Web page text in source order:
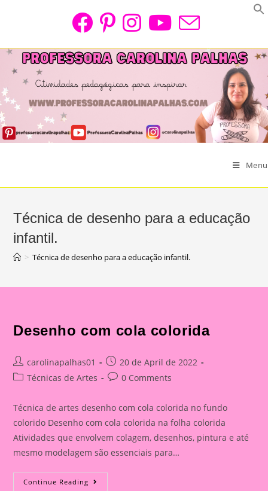
Menu
Técnica de desenho para a educação
infantil.
> Técnica de desenho para a educação infantil.
Desenho com cola colorida
Post
author:
carolinapalhas01
Post
published:
20 de April de 2022
PostTécnicas de Artes
Post0 Comments
Técnica de artes desenho com cola colorida no fundo
colorido Desenho com cola colorida na folha colorida
Atividades que envolvem colagem, desenhos, pintura e até
mesmo modelagem são essenciais para…
Continue Reading Desenho